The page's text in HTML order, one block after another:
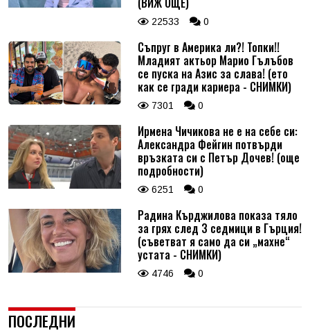
22533 0
Съпруг в Америка ли?! Топки!!
Младият актьор Марио Гълъбов
се пуска на Азис за слава! (ето
как се гради кариера - СНИМКИ)
7301 0
Ирмена Чичикова не е на себе си:
Александра Фейгин потвърди
връзката си с Петър Дочев! (още
подробности)
6251 0
Радина Кърджилова показа тяло
за грях след 3 седмици в Гърция!
(съветват я само да си „махне“
устата - СНИМКИ)
4746 0
ПОСЛЕДНИ